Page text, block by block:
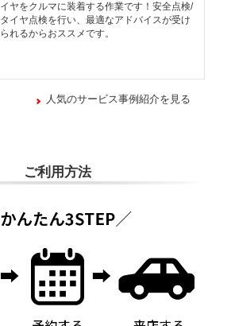
イヤをクルマに装着する作業です！安全点検/
タイヤ点検を行い、最適なアドバイスが受け
られるからおススメです。
人気のサービス事例紹介を見る
ご利用方法